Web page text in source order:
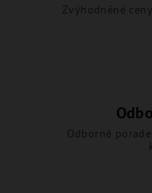
Zvýhodněné
Odborné